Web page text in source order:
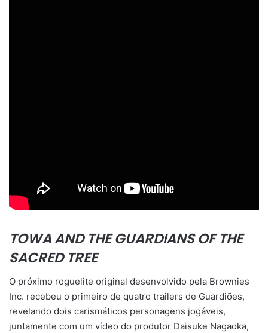
TOWA AND THE GUARDIANS OF THE
SACRED TREE
O próximo roguelite original desenvolvido pela Brownies
Inc. recebeu o primeiro de quatro trailers de Guardiões,
revelando dois carismáticos personagens jogáveis,
juntamente com um vídeo do produtor Daisuke Nagaoka,